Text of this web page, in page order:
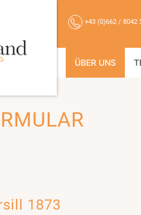
+43 (0)662 / 8042
ÜBER UNS
1873